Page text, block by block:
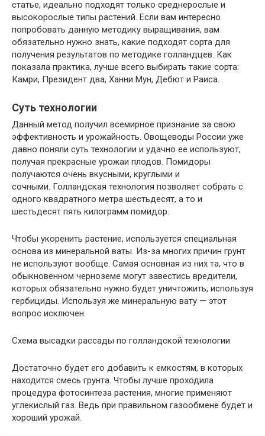
статье, идеально подходят только среднерослые и
высокорослые типы растений. Если вам интересно
попробовать данную методику выращивания, вам
обязательно нужно знать, какие подходят сорта для
получения результатов по методике голландцев. Как
показала практика, лучше всего выбирать такие сорта:
Камри, Президент два, Ханни Мун, Дебют и Раиса.
Суть технологии
Данный метод получил всемирное признание за свою
эффективность и урожайность. Овощеводы России уже
давно поняли суть технологии и удачно ее используют,
получая прекрасные урожаи плодов. Помидоры
получаются очень вкусными, круглыми и
сочными. Голландская технология позволяет собрать с
одного квадратного метра шестьдесят, а то и
шестьдесят пять килограмм помидор.
Чтобы укоренить растение, используется специальная
основа из минеральной ваты. Из-за многих причин грунт
не используют вообще. Самая основная из них та, что в
обыкновенном черноземе могут завестись вредители,
которых обязательно нужно будет уничтожить, используя
гербициды. Используя же минеральную вату — этот
вопрос исключен.
Схема высадки рассады по голландской технологии
Достаточно будет его добавить к емкостям, в которых
находится смесь грунта. Чтобы лучше проходила
процедура фотосинтеза растения, многие применяют
углекислый газ. Ведь при правильном газообмене будет и
хороший урожай.